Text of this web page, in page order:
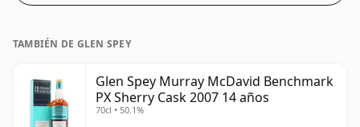
TAMBIÉN DE GLEN SPEY
Glen Spey Murray McDavid Benchmark
PX Sherry Cask 2007 14 años
70cl • 50.1%